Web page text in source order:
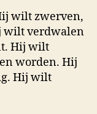
wilt zwerven,
wilt verdwalen
Hij wilt
worden. Hij
Hij wilt